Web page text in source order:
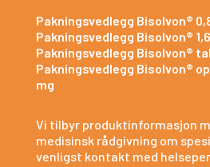
Pakningsvedlegg Bisolvon®
Pakningsvedlegg Bisolvon®
Pakningsvedlegg Bisolvon®
Pakningsvedlegg Bisolvon®
mg
Vi tilbyr produktinformasjon
medisinsk rådgivning om
venligst kontakt med